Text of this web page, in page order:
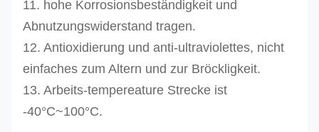
RES-
H-
200T
RES-
H-
11. hohe Korrosionsbeständigkeit und
Abnutzungswiderstand tragen.
12. Antioxidierung und anti-ultraviolettes, nicht
einfaches zum Altern und zur Bröckligkeit.
13. Arbeits-tempereature Strecke ist
-40°C~100°C.